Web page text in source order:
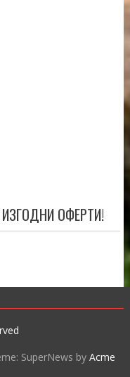
ОФЕРТИ!
SuperNews byAcme